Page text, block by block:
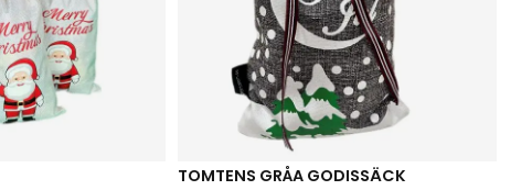
TOMTENS GRÅA GODISSÄCK